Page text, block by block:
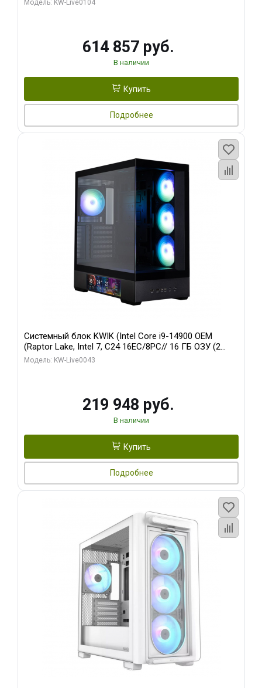
Модель: KW-Live0104
614 857 руб.
В наличии
Купить
Подробнее
Системный блок KWIK (Intel Core i9-14900 OEM
(Raptor Lake, Intel 7, C24 16EC/8PC// 16 ГБ ОЗУ (2
модуля)/ Palit RTX5070Ti GAMINGPRO-S OC 16GB
Модель: KW-Live0043
219 948 руб.
В наличии
Купить
Подробнее